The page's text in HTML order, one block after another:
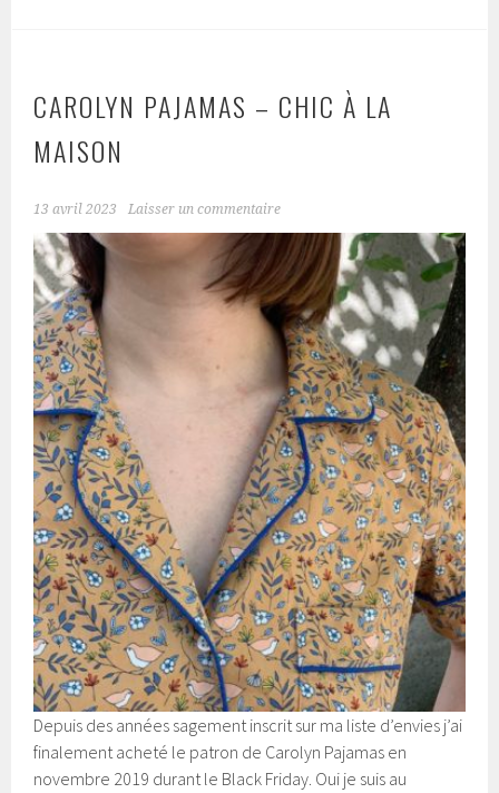
CAROLYN PAJAMAS – CHIC À LA
MAISON
13 avril 2023 Laisser un commentaire
Depuis des années sagement inscrit sur ma liste d’envies j’ai
finalement acheté le patron de Carolyn Pajamas en
novembre 2019 durant le Black Friday. Oui je suis au